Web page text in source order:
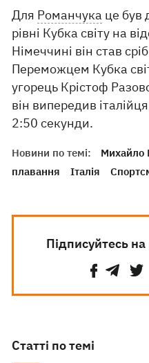
Для Романчука це був
рівні Кубка світу на
Німеччині він став
Переможцем Кубка
угорець Крістоф
він випередив
2:50 секунди.
Новини по темі: Михайло
плавання
Італія
Підписуйтесь
Статті по темі